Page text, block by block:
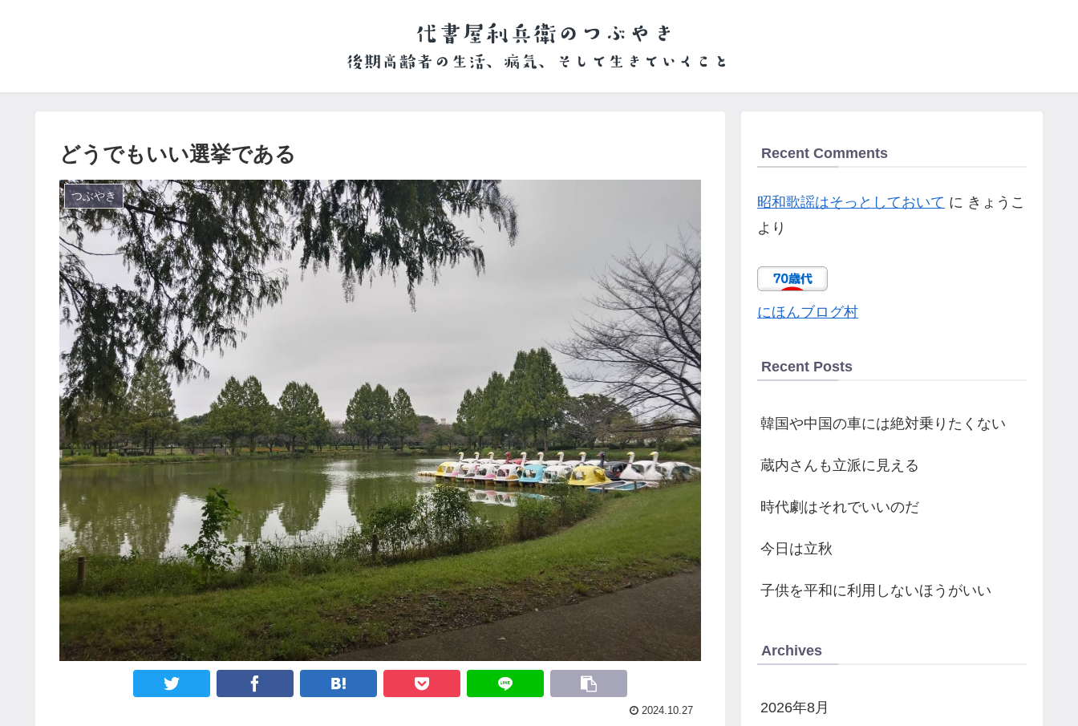
どうでもいい選挙である
つぶやき
2024.10.27
Recent Comments
昭和歌謡はそっとしておいて に きょうこ
より
にほんブログ村
Recent Posts
韓国や中国の車には絶対乗りたくない
蔵内さんも立派に見える
時代劇はそれでいいのだ
今日は立秋
子供を平和に利用しないほうがいい
Archives
2026年8月